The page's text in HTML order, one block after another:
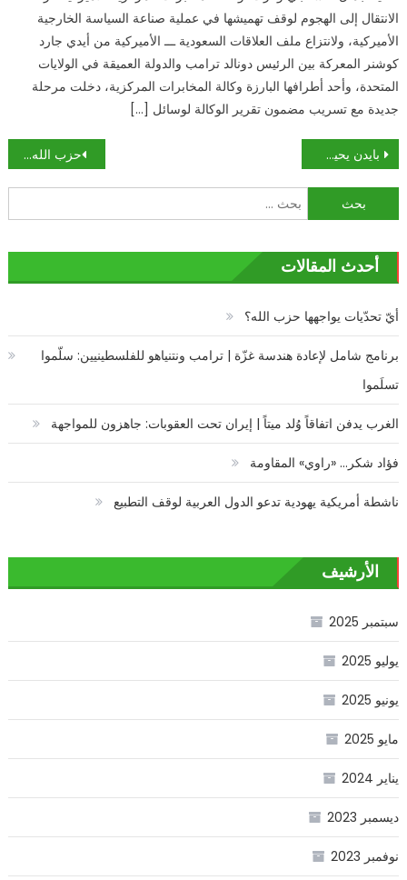
الانتقال إلى الهجوم لوقف تهميشها في عملية صناعة السياسة الخارجية
الأميركية، ولانتزاع ملف العلاقات السعودية ـــ الأميركية من أيدي جارد
كوشنر المعركة بين الرئيس دونالد ترامب والدولة العميقة في الولايات
المتحدة، وأحد أطرافها البارزة وكالة المخابرات المركزية، دخلت مرحلة
جديدة مع تسريب مضمون تقرير الوكالة لوسائل […]
تصفّح
المقالات
حزب الله يكسر «المحرّمات»: النفط الإيراني في لبنان عبر سوريا بايدن يحيي الترامبية: حرب صليبية ضدّ الصين
البحث
عن:
أحدث المقالات
أيّ تحدّيات يواجهها حزب الله؟
برنامج شامل لإعادة هندسة غزّة | ترامب ونتنياهو للفلسطينيين: سلّموا
تسلَموا
الغرب يدفن اتفاقاً وُلد ميتاً | إيران تحت العقوبات: جاهزون للمواجهة
فؤاد شكر… «راوي» المقاومة
ناشطة أمريكية يهودية تدعو الدول العربية لوقف التطبيع
الأرشيف
سبتمبر 2025
يوليو 2025
يونيو 2025
مايو 2025
يناير 2024
ديسمبر 2023
نوفمبر 2023